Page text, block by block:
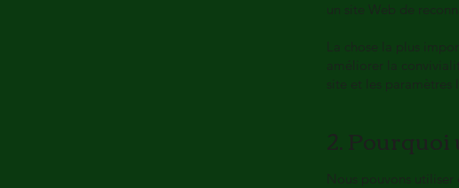
un site Web de
La chose la plus
améliorer la
site et les paramètres
2.
Nous pouvons